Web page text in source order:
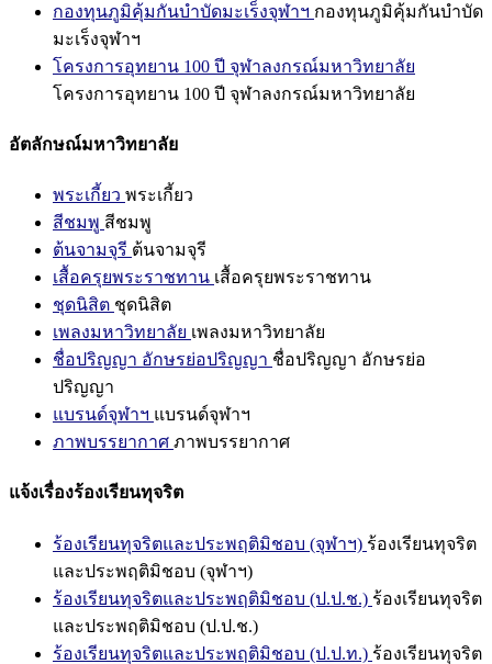
กองทุนภูมิคุ้มกันบำบัดมะเร็งจุฬาฯ กองทุนภูมิคุ้มกันบำบัด
มะเร็งจุฬาฯ
โครงการอุทยาน 100 ปี จุฬาลงกรณ์มหาวิทยาลัย
โครงการอุทยาน 100 ปี จุฬาลงกรณ์มหาวิทยาลัย
อัตลักษณ์มหาวิทยาลัย
พระเกี้ยว พระเกี้ยว
สีชมพู สีชมพู
ต้นจามจุรี ต้นจามจุรี
เสื้อครุยพระราชทาน เสื้อครุยพระราชทาน
ชุดนิสิต ชุดนิสิต
เพลงมหาวิทยาลัย เพลงมหาวิทยาลัย
ชื่อปริญญา อักษรย่อปริญญา ชื่อปริญญา อักษรย่อ
ปริญญา
แบรนด์จุฬาฯ แบรนด์จุฬาฯ
ภาพบรรยากาศ ภาพบรรยากาศ
แจ้งเรื่องร้องเรียนทุจริต
ร้องเรียนทุจริตและประพฤติมิชอบ (จุฬาฯ) ร้องเรียนทุจริต
และประพฤติมิชอบ (จุฬาฯ)
ร้องเรียนทุจริตและประพฤติมิชอบ (ป.ป.ช.) ร้องเรียนทุจริต
และประพฤติมิชอบ (ป.ป.ช.)
ร้องเรียนทุจริตและประพฤติมิชอบ (ป.ป.ท.) ร้องเรียนทุจริต